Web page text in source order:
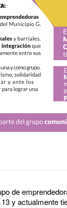
de
y actualmente